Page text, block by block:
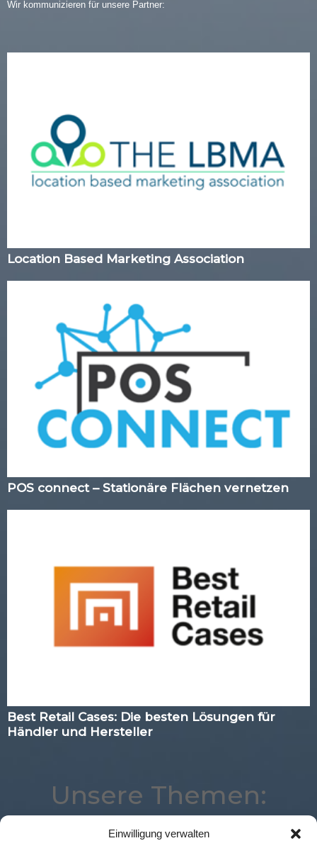
Einwilligung verwalten
Wir kommunizieren für unsere Partner:
Location Based Marketing Association
POS connect – Stationäre Flächen vernetzen
Best Retail Cases: Die besten Lösungen für
Händler und Hersteller
Unsere Themen: